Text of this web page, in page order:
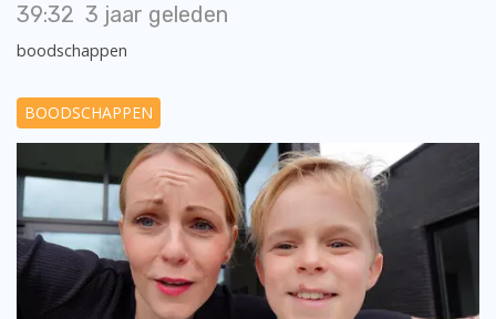
39:32 3 jaar geleden
boodschappen
BOODSCHAPPEN